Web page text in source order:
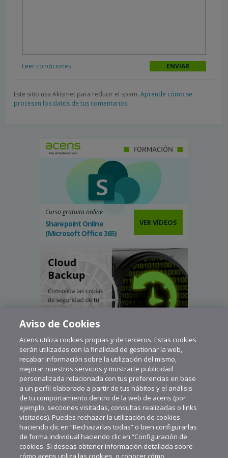
Leer condiciones
Este sitio usa Akismet para reducir el spam. Aprende cómo se
procesan los datos de tus comentarios.
Curso gratuito online
Sharepoint Online
(Microsoft Office 365)
VER VÍDEOS
Aviso de Cookies
Acens utiliza cookies propias y de terceros. Estas cookies
serán utilizadas con la finalidad de gestionar la web,
recabar información sobre la utilización del mismo,
mejorar nuestros servicios y mostrarte publicidad
personalizada relacionada con tus preferencias en base
a un perfil elaborado a partir de tus hábitos y el análisis
de tu comportamiento dentro de la web de acens (por
ejemplo, secciones visitadas, consultas realizadas o links
visitados). Puedes rechazar la utilización de cookies
haciendo clic en “Rechazarlas todas” o bien configurarlas
de forma individual haciendo clic en “Configuración de
cookies. Si deseas obtener información detallada sobre
cómo acens utiliza las cookies, o conocer cómo